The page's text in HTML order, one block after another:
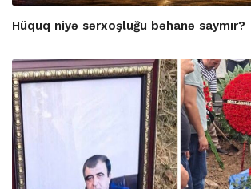
Hüquq niyə sərxoşluğu bəhanə saymır?